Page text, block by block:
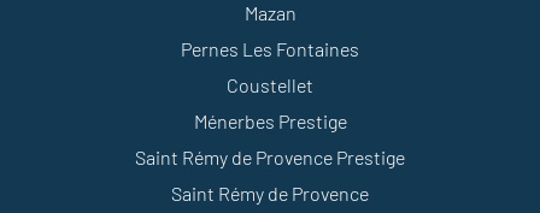
Mazan
Pernes Les Fontaines
Coustellet
Ménerbes Prestige
Saint Rémy de Provence Prestige
Saint Rémy de Provence